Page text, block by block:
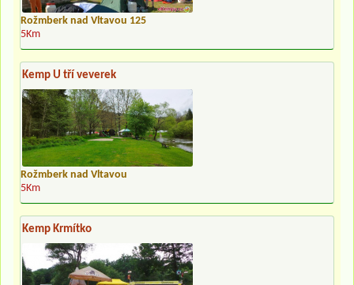
Rožmberk nad Vltavou 125
5Km
Kemp U tří veverek
Rožmberk nad Vltavou
5Km
Kemp Krmítko